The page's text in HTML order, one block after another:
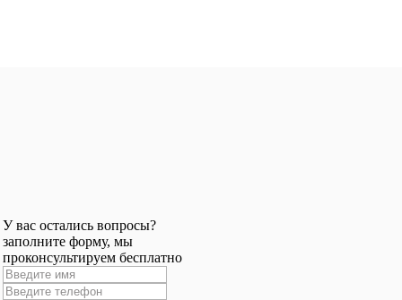
У вас остались вопросы?
заполните форму, мы
проконсультируем бесплатно